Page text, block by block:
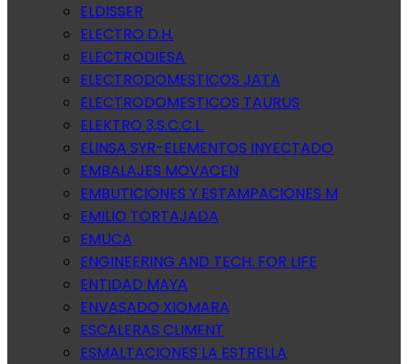
ELDISSER
ELECTRO D.H.
ELECTRODIESA
ELECTRODOMESTICOS JATA
ELECTRODOMESTICOS TAURUS
ELEKTRO 3,S.C.C.L.
ELINSA SYR-ELEMENTOS INYECTADO
EMBALAJES MOVACEN
EMBUTICIONES Y ESTAMPACIONES M
EMILIO TORTAJADA
EMUCA
ENGINEERING AND TECH. FOR LIFE
ENTIDAD MAYA
ENVASADO XIOMARA
ESCALERAS CLIMENT
ESMALTACIONES LA ESTRELLA